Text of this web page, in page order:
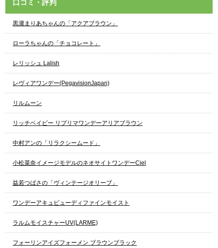
口コミ・評判
黒瀧まりあちゃんの「アクアブラウン」
ローラちゃんの「チョコレート」
レリッシュ Lalish
レヴィアワンデー(PegavisionJapan)
リルムーン
リッチベイビー リプリマワンデーアリアブラウン
中村アンの「リラクシームード」
小松菜奈イメージモデルのネオサイトワンデーCiel
益若つばさの「ヴィンテージオリーブ」
ワンデーアキュビューディファインモイスト
ラルムモイスチャーUV(LARME)
フォーリンアイズフォーメン ブラウンブラック